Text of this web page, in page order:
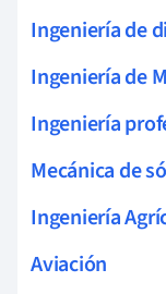
Ingeniería de
Ingeniería de
Ingeniería
Mecánica de
Ingeniería
Aviación